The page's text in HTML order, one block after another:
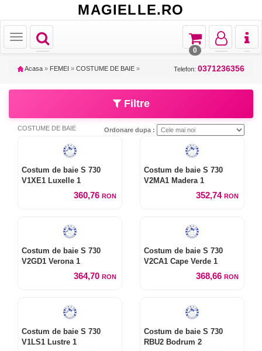
MAGIELLE.RO
Toggle
navigation
Toggle
Toggle
navigation
Toggle
navigation
Toggle
navigation
0
Acasa » FEMEI » COSTUME DE BAIE » Telefon: 0371236356
Filtre
COSTUME DE BAIE Ordonare dupa :
Costum de baie S 730
V1XE1 Luxelle 1
360,76 RON
Costum de baie S 730
V2MA1 Madera 1
352,74 RON
Costum de baie S 730
V2GD1 Verona 1
364,70 RON
Costum de baie S 730
V2CA1 Cape Verde 1
368,66 RON
Costum de baie S 730
V1LS1 Lustre 1
Costum de baie S 730
RBU2 Bodrum 2